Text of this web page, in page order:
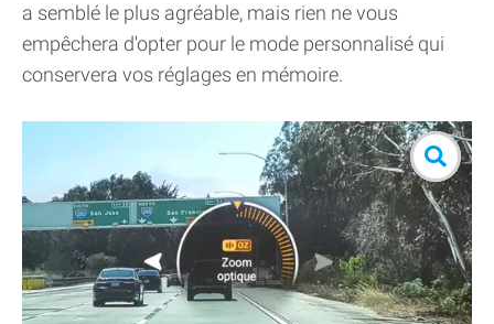
a semblé le plus agréable, mais rien ne vous
empêchera d'opter pour le mode personnalisé qui
conservera vos réglages en mémoire.